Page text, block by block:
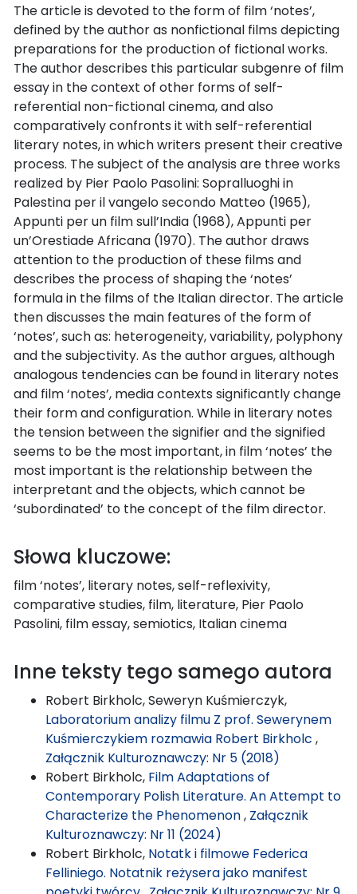
The article is devoted to the form of film ‘notes’,
defined by the author as nonfictional films depicting
preparations for the production of fictional works.
The author describes this particular subgenre of film
essay in the context of other forms of self-
referential non-fictional cinema, and also
comparatively confronts it with self-referential
literary notes, in which writers present their creative
process. The subject of the analysis are three works
realized by Pier Paolo Pasolini: Sopralluoghi in
Palestina per il vangelo secondo Matteo (1965),
Appunti per un film sull’India (1968), Appunti per
un’Orestiade Africana (1970). The author draws
attention to the production of these films and
describes the process of shaping the ‘notes’
formula in the films of the Italian director. The article
then discusses the main features of the form of
‘notes’, such as: heterogeneity, variability, polyphony
and the subjectivity. As the author argues, although
analogous tendencies can be found in literary notes
and film ‘notes’, media contexts significantly change
their form and configuration. While in literary notes
the tension between the signifier and the signified
seems to be the most important, in film ‘notes’ the
most important is the relationship between the
interpretant and the objects, which cannot be
‘subordinated’ to the concept of the film director.
Słowa kluczowe:
film ‘notes’, literary notes, self-reflexivity,
comparative studies, film, literature, Pier Paolo
Pasolini, film essay, semiotics, Italian cinema
Inne teksty tego samego autora
Robert Birkholc, Seweryn Kuśmierczyk,
Laboratorium analizy filmu Z prof. Sewerynem
Kuśmierczykiem rozmawia Robert Birkholc ,
Załącznik Kulturoznawczy: Nr 5 (2018)
Robert Birkholc, Film Adaptations of
Contemporary Polish Literature. An Attempt to
Characterize the Phenomenon, Załącznik
Kulturoznawczy: Nr 11 (2024)
Robert Birkholc, Notatk i filmowe Federica
Felliniego. Notatnik reżysera jako manifest